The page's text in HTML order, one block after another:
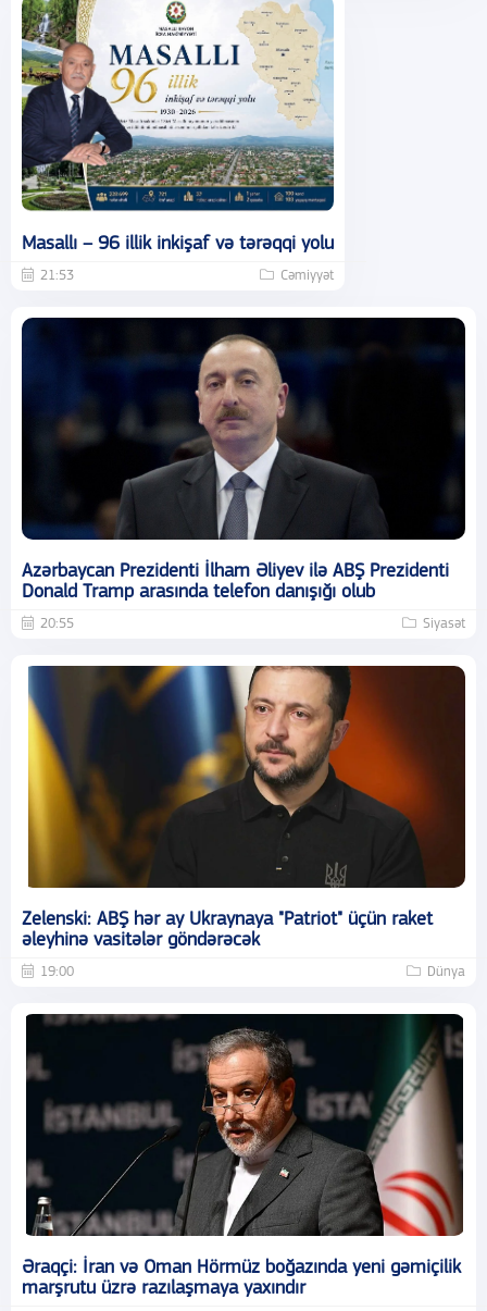
Masallı – 96 illik inkişaf və tərəqqi yolu
21:53 Cəmiyyət
Azərbaycan Prezidenti İlham Əliyev ilə ABŞ Prezidenti
Donald Tramp arasında telefon danışığı olub
20:55 Siyasət
Zelenski: ABŞ hər ay Ukraynaya "Patriot" üçün raket
əleyhinə vasitələr göndərəcək
19:00 Dünya
Əraqçi: İran və Oman Hörmüz boğazında yeni gəmiçilik
marşrutu üzrə razılaşmaya yaxındır